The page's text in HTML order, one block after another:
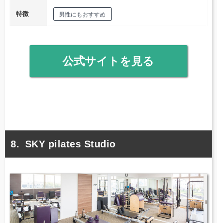
特徴 男性にもおすすめ
公式サイトを見る
SKY pilates Studio